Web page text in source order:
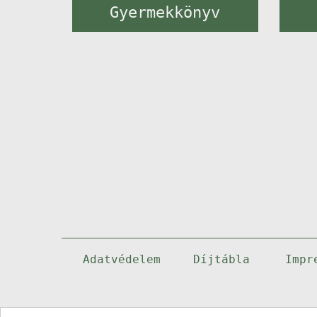
Gyermekkönyv
Adatvédelem Díjtábla